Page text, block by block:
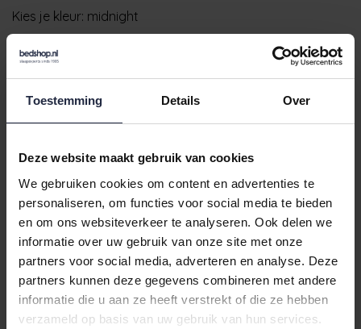
Toestemming Details Over
Deze website maakt gebruik van cookies
We gebruiken cookies om content en advertenties te
personaliseren, om functies voor social media te bieden
en om ons websiteverkeer te analyseren. Ook delen we
informatie over uw gebruik van onze site met onze
partners voor social media, adverteren en analyse. Deze
partners kunnen deze gegevens combineren met andere
informatie die u aan ze heeft verstrekt of die ze hebben
verzameld op basis van uw gebruik van hun services.
Kies je kleur: midnight
Aantal Maat Prijs